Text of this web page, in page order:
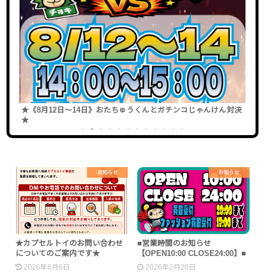
【7/27～8/31】 うちわスタンプラリー2026開催
1 2 3 4 5 6 7 8 9 10 11 12
お知らせ
★カプセルトイのお問い合わせ
についてのご案内です★
2026年6月6日
お知らせ
■営業時間のお知らせ
【OPEN10:00 CLOSE24:00】■
2026年2月20日